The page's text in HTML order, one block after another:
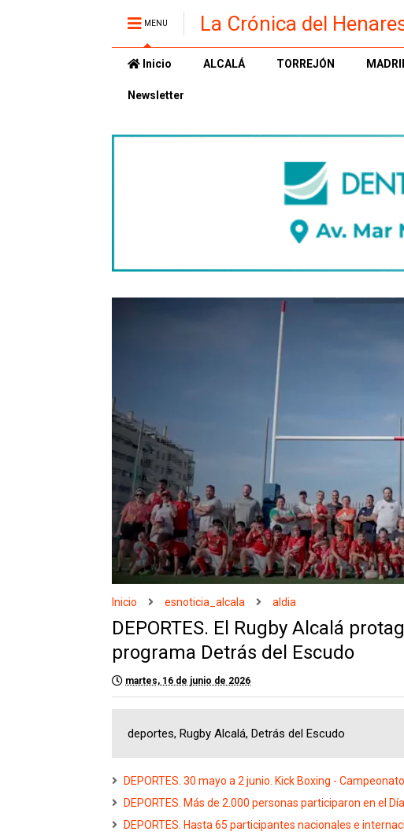
MENU La Crónica del
Inicio ALCALÁ TORREJÓN
Newsletter
Inicio esnoticia_alcala aldia
DEPORTES. El Rugby Alcalá
programa Detrás del Escudo
martes, 16 de junio de 2026
deportes, Rugby Alcalá, Detrás del Escudo
DEPORTES. 30 mayo a 2 junio. Kick Boxing -
DEPORTES. Más de 2.000 personas participaron en el
DEPORTES. Hasta 65 participantes nacionales e